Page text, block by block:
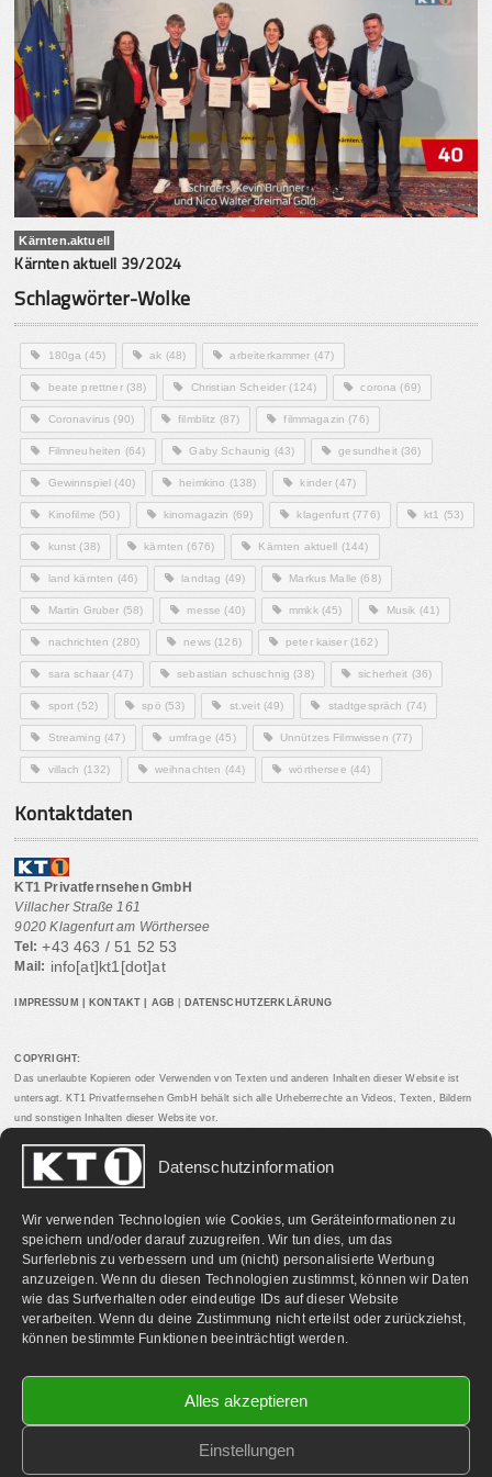
Datenschutzinformation
Wir verwenden Technologien wie Cookies, um Geräteinformationen zu
speichern und/oder darauf zuzugreifen. Wir tun dies, um das
Surferlebnis zu verbessern und um (nicht) personalisierte Werbung
anzuzeigen. Wenn du diesen Technologien zustimmst, können wir Daten
wie das Surfverhalten oder eindeutige IDs auf dieser Website
verarbeiten. Wenn du deine Zustimmung nicht erteilst oder zurückziehst,
können bestimmte Funktionen beeinträchtigt werden.
Alles akzeptieren
Einstellungen
Kärnten.aktuell
Kärnten aktuell 39/2024
Schlagwörter-Wolke
180ga (45) ak (48) arbeiterkammer (47)
beate prettner(38) Christian Scheider (124) corona (69)
Coronavirus (90) filmblitz (87) filmmagazin (76)
Filmneuheiten (64) Gaby Schaunig (43) gesundheit(36)
Gewinnspiel (40) heimkino (138) kinder (47)
Kinofilme (50) kinomagazin (69) klagenfurt(776) kt1 (53)
kunst (38) kärnten (676) Kärnten aktuell (144)
land kärnten (46) landtag (49) Markus Malle (68)
Martin Gruber (58) messe (40) mmkk(45) Musik (41)
nachrichten (280) news(126) peter kaiser(162)
sara schaar (47) sebastian schuschnig (38) sicherheit (36)
sport (52) spö (53) st.veit(49) stadtgespräch (74)
Streaming (47) umfrage (45) Unnützes Filmwissen (77)
villach (132) weihnachten (44) wörthersee (44)
Kontaktdaten
KT1 Privatfernsehen GmbH
Villacher Straße 161
9020 Klagenfurt am Wörthersee
Tel: +43 463 / 51 52 53
Mail: info[at]kt1[dot]at
IMPRESSUM KONTAKT AGB DATENSCHUTZERKLÄRUNG
COPYRIGHT:
Das unerlaubte Kopieren oder Verwenden von Texten und anderen Inhalten dieser Website ist
untersagt. KT1 Privatfernsehen GmbH behält sich alle Urheberrechte an Videos, Texten, Bildern
und sonstigen Inhalten dieser Website vor.
PARTNERLINKS:
2026 KT1 Privatfernsehen - Alle Rechte vorbehalten.